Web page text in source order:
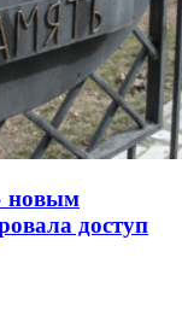
новым
доступ